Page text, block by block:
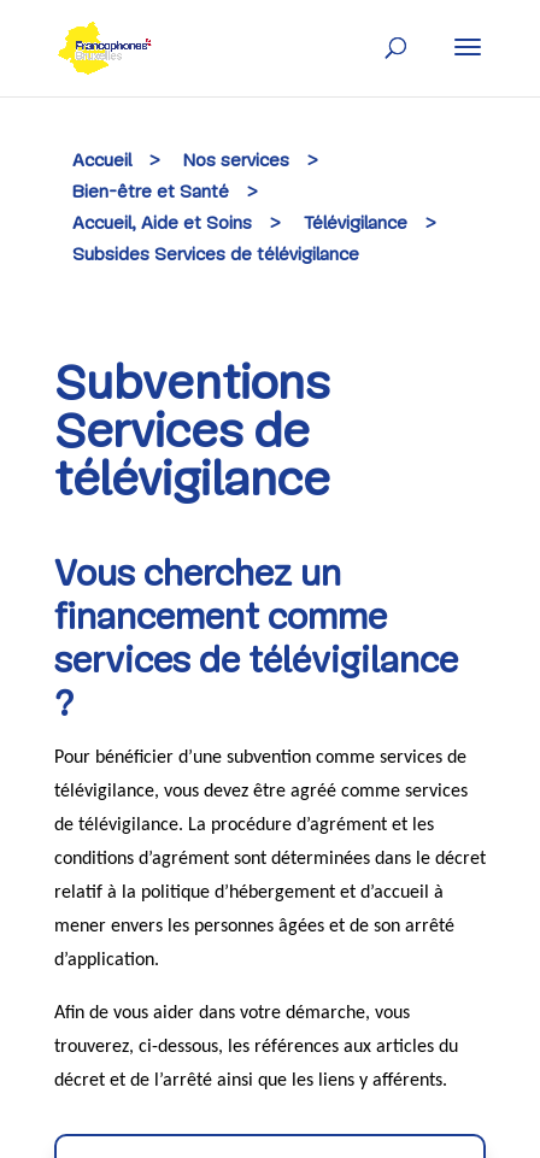
content
Accueil > Nos services
>
Bien-être et Santé
>
Accueil, Aide et Soins
> Télévigilance
>
Subsides Services de télévigilance
Subventions
Services de
télévigilance
Vous cherchez un
financement comme
services de télévigilance
?
Pour bénéficier d’une subvention comme services de
télévigilance, vous devez être agréé comme services
de télévigilance. La procédure d’agrément et les
conditions d’agrément sont déterminées dans le décret
relatif à la politique d’hébergement et d’accueil à
mener envers les personnes âgées et de son arrêté
d’application.
Afin de vous aider dans votre démarche, vous
trouverez, ci-dessous, les références aux articles du
décret et de l’arrêté ainsi que les liens y afférents.